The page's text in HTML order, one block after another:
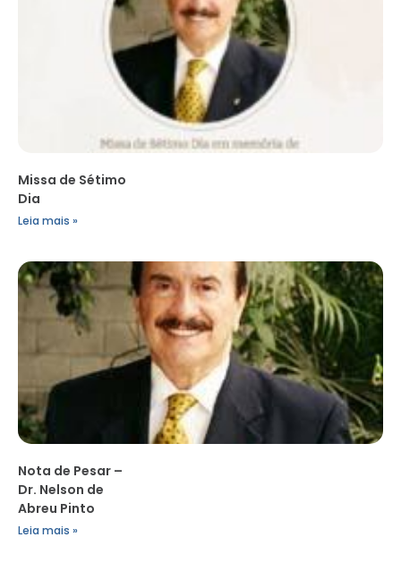
Missa de Sétimo
Dia
Leia mais »
Nota de Pesar –
Dr. Nelson de
Abreu Pinto
Leia mais »